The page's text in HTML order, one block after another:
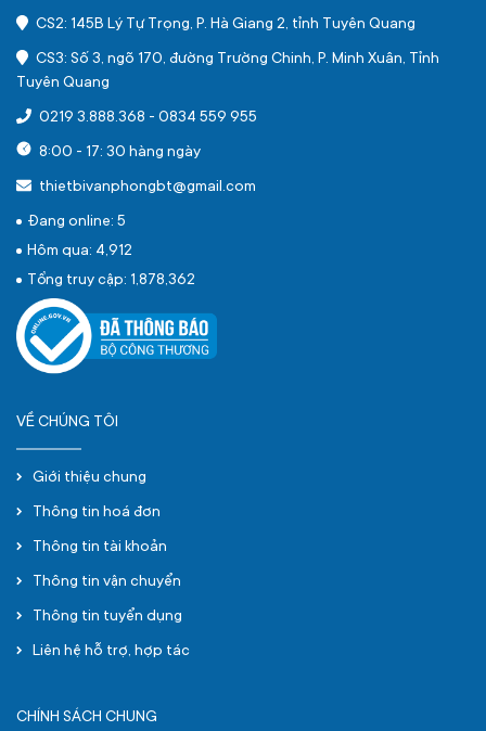
CS2: 145B Lý Tự Trọng, P. Hà Giang 2, tỉnh Tuyên Quang
CS3: Số 3, ngõ 170, đường Trường Chinh, P. Minh Xuân, Tỉnh
Tuyên Quang
0219 3.888.368 - 0834 559 955
8:00 - 17: 30 hàng ngày
thietbivanphongbt@gmail.com
Đang online: 5
Hôm qua: 4,912
Tổng truy cập: 1,878,362
VỀ CHÚNG TÔI
Giới thiệu chung
Thông tin hoá đơn
Thông tin tài khoản
Thông tin vận chuyển
Thông tin tuyển dụng
Liên hệ hỗ trợ, hợp tác
CHÍNH SÁCH CHUNG